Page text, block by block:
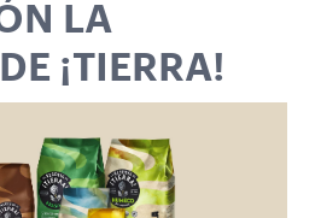
LA
¡TIERRA!